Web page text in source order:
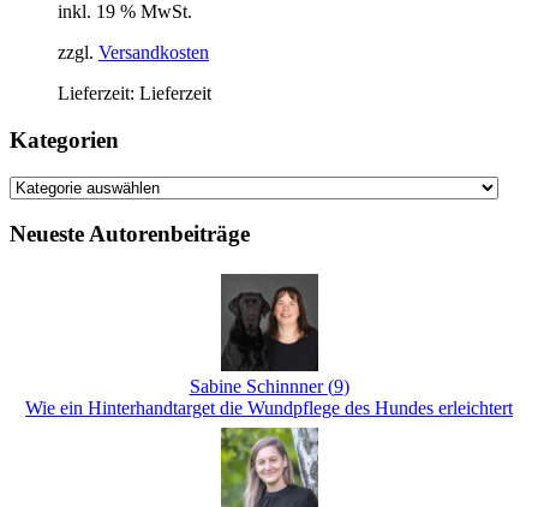
inkl. 19 % MwSt.
zzgl. Versandkosten
Lieferzeit: Lieferzeit
Kategorien
Kategorien
Neueste Autorenbeiträge
Sabine Schinnner(9)
Wie ein Hinterhandtarget die Wundpflege des Hundes erleichtert